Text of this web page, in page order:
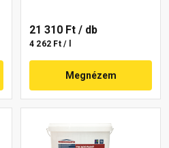
21 310 Ft / db
4 262 Ft / l
Megnézem